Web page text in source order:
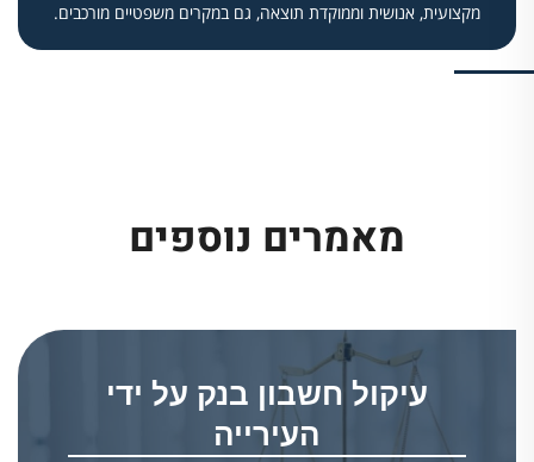
מקצועית, אנושית וממוקדת תוצאה, גם במקרים משפטיים מורכבים.
מאמרים נוספים
עיקול חשבון בנק על ידי
העירייה